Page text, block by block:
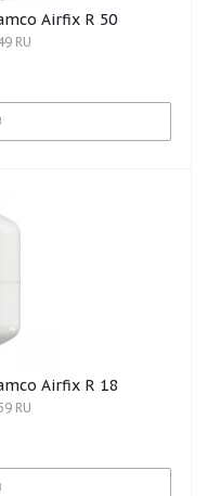
Airfix R 50
RU
Airfix R 18
RU